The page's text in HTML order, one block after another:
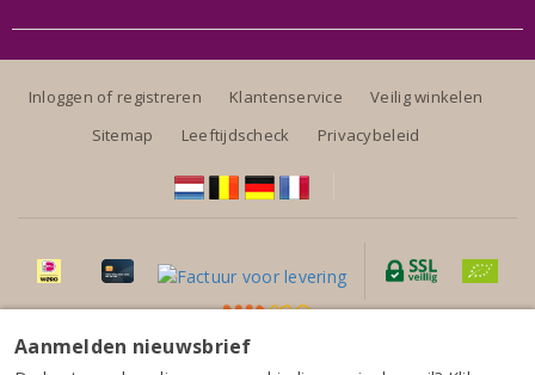
Ramón do Casar Ribeiro Treixadura 2025
Inloggen of registreren Klantenservice
Veilig winkelen
Sitemap
Leeftijdscheck Privacybeleid
Aanmelden nieuwsbrief